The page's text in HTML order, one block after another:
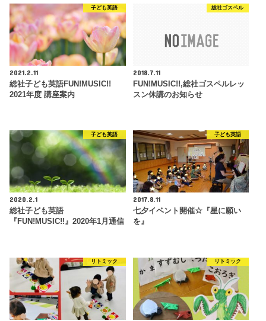
子ども英語
2021.2.11
総社子ども英語FUN!MUSIC!!
2021年度 講座案内
総社ゴスペル
2018.7.11
FUN!MUSIC!!,総社ゴスペルレッ
スン休講のお知らせ
子ども英語
2020.2.1
総社子ども英語
『FUN!MUSIC!!』2020年1月通信
子ども英語
2017.8.11
七夕イベント開催☆『星に願い
を』
リトミック リトミック